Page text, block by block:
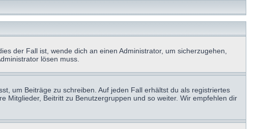
der Fall ist, wende dich an einen Administrator, um sicherzugehen,
lösen muss.
um Beiträge zu schreiben. Auf jeden Fall erhältst du als registriertes
Mitglieder, Beitritt zu Benutzergruppen und so weiter. Wir empfehlen dir